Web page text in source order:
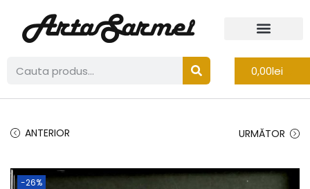
0,00lei
ANTERIOR URMĂTOR
-26%